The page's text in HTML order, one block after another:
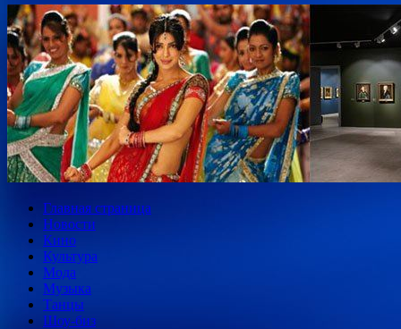
Главная страница
Новости
Кино
Культура
Мода
Музыка
Танцы
Шоу-биз